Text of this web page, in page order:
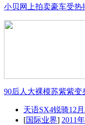
小贝网上拍卖豪车受热
90后人大裸模苏紫紫变
天语SX4锐骑12
[国际业界] 2011